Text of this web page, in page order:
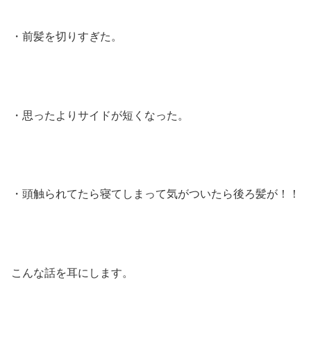
・前髪を切りすぎた。
・思ったよりサイドが短くなった。
・頭触られてたら寝てしまって気がついたら後ろ髪が！！
こんな話を耳にします。